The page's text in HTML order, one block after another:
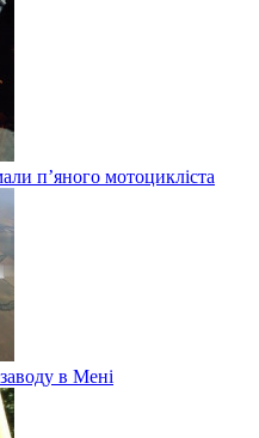
п’яного мотоцикліста
в Мені